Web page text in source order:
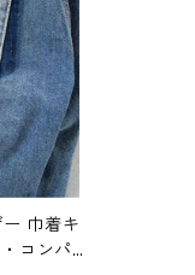
ー 巾着キ
コンパク